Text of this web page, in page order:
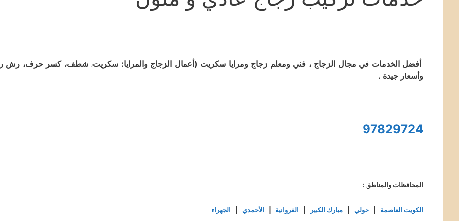
أفضل الخدمات في مجال الزجاج ، فني ومعلم زجاج ومرايا سكريت (أعمال الزجاج والمرايا: سكريت، شطف، كسر حرف، رش
وأسعار جيدة .
97829724
المحافظات والمناطق :
الكويت العاصمة حولي مبارك الكبير الفروانية الأحمدي الجهراء